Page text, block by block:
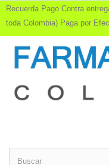
Recuerda Pago Contra
toda Colombia) Paga por